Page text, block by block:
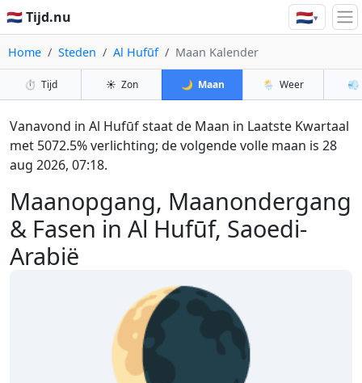
🇳🇱 Tijd.nu 🇳🇱▾
Home Steden Al Hufūf Maan Kalender
⏱️ Tijd ☀️ Zon 🌙 Maan 🌦️ Weer 💨
Maanopgang, Maanondergang
& Fasen in Al Hufūf, Saoedi-
Arabië
Vanavond in Al Hufūf staat de Maan in Laatste Kwartaal
met 5072.5% verlichting; de volgende volle maan is 28
aug 2026, 07:18.
🌘